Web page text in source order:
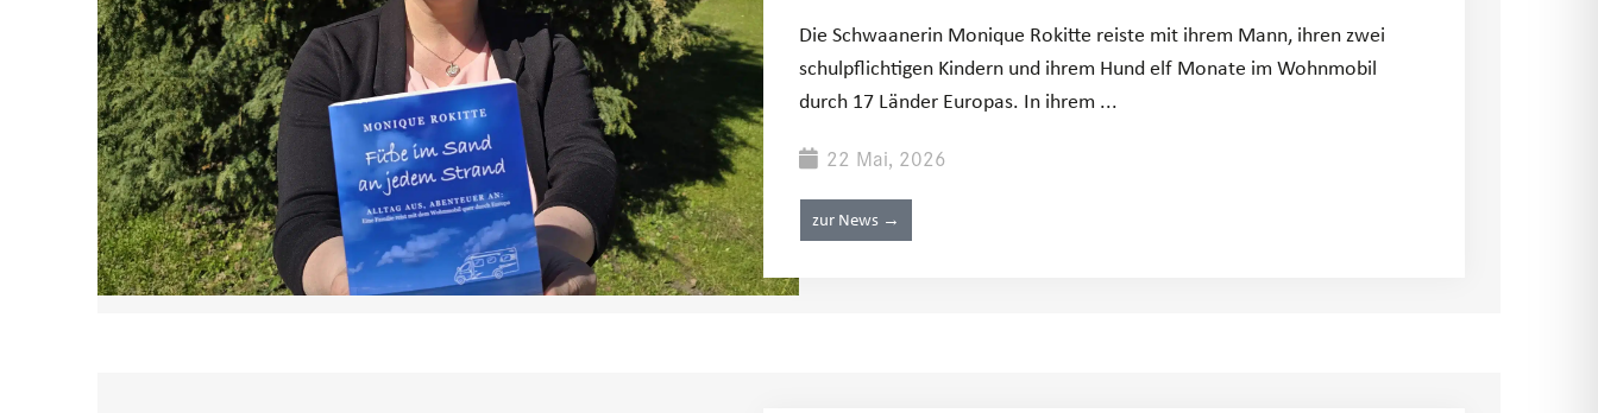
Die Schwaanerin Monique Rokitte reiste mit ihrem Mann, ihren zwei
schulpflichtigen Kindern und ihrem Hund elf Monate im Wohnmobil
durch 17 Länder Europas. In ihrem ...
22 Mai, 2026
zur News →